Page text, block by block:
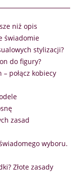
niż opis
świadomie
stylizacji?
do figury?
połącz kobiecy
zasad
wyboru.
Złote zasady